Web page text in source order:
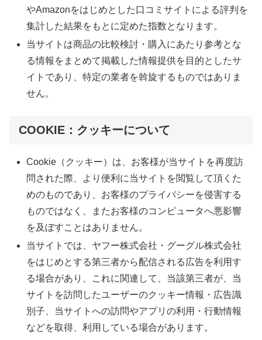
やAmazonをはじめとした口コミサイトによる評判を
集計した結果をもとに定めた指数となります。
当サイトは商品の比較検討・購入にあたり参考とな
る情報をまとめて掲載した情報提供を目的としたサ
イトであり、特定の業者を斡旋するものではありま
せん。
COOKIE：クッキーについて
Cookie（クッキー）は、お客様が当サイトを再度訪
問された際、より便利に当サイトを閲覧して頂くた
めのものであり、お客様のプライバシーを侵害する
ものではなく、またお客様のコンピュータへ悪影響
を及ぼすことはありません。
当サイトでは、ヤフー株式会社・グーグル株式会社
をはじめとする第三者から配信される広告を利用す
る場合があり、これに関連して、当該第三者が、当
サイトを訪問したユーザーのクッキー情報・広告識
別子、当サイトへの訪問やアプリの利用・行動情報
などを取得、利用している場合があります。